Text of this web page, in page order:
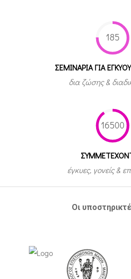
185
ΣΕΜΙΝΑΡΙΑ ΓΙΑ
δια ζώσης &
16500
έγκυες, γονείς &
Οι